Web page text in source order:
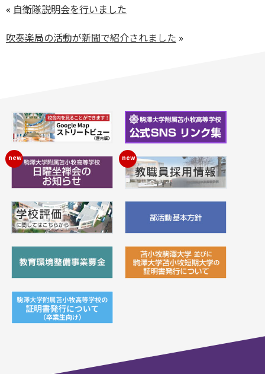
« 自衛隊説明会を行いました
吹奏楽局の活動が新聞で紹介されました »